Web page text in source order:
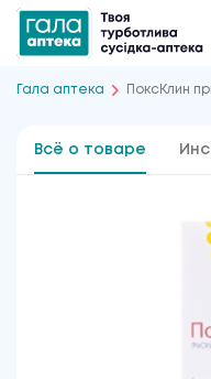
Гала аптека ПоксКлин
Всё о товаре